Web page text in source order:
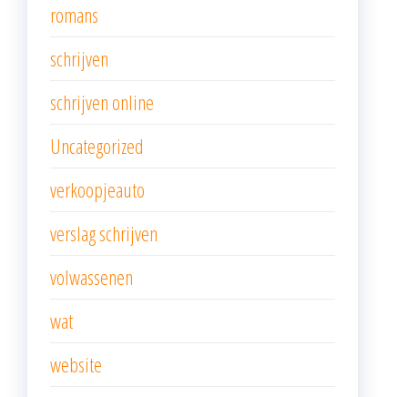
romans
schrijven
schrijven online
Uncategorized
verkoopjeauto
verslag schrijven
volwassenen
wat
website